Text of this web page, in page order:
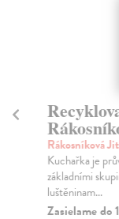
Rákosníková
Kuchařka je
základními
luštěninam...
Zasielame do